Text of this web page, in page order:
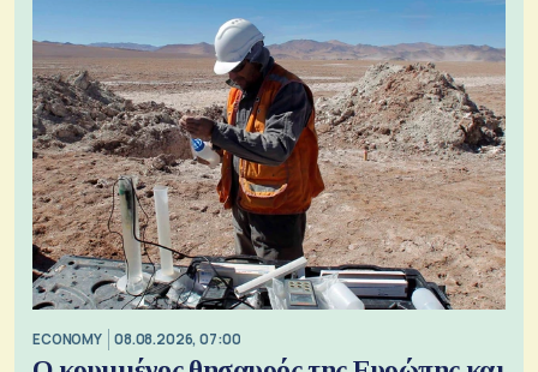
ECONOMY 08.08.2026, 07:00